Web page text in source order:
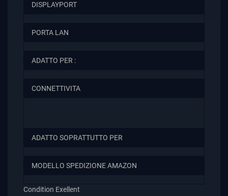
DISPLAYPORT
PORTA LAN
ADATTO PER :
CONNETTIVITA
ADATTO SOPRATTUTTO PER
MODELLO SPEDIZIONE AMAZON
Condition Exellent